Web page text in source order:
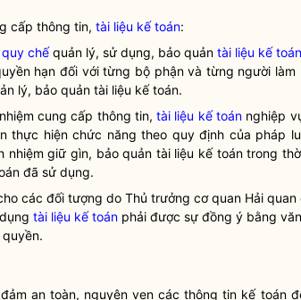
cấp thông tin, tài liệu kế toán:
quy chếquản lý, sử dụng, bảo quản tài liệu kế toán
hạn đối với từng bộ phận và từng người làm
lý, bảo quản tài liệu kế toán.
cung cấp thông tin,tài liệu kế toán nghiệp
thực hiện chức năng theo quy định của pháp
nhiệm giữ gìn, bảo quản tài liệu kế toántrong
đã sử dụng.
các đối tượng do Thủ trưởng cơ quan Hải quan
tài liệu kế toán phải được sự đồng ý bằng
quyền.
an toàn, nguyên vẹn các thông tin kế toán